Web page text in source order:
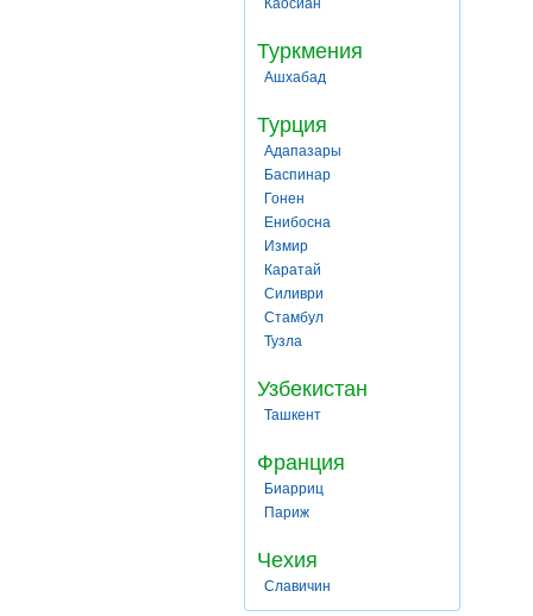
Каосиан
Туркмения
Ашхабад
Турция
Адапазары
Баспинар
Гонен
Енибосна
Измир
Каратай
Силиври
Стамбул
Тузла
Узбекистан
Ташкент
Франция
Биарриц
Париж
Чехия
Славичин